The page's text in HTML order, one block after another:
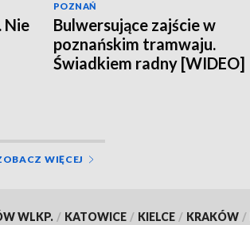
Nie
POZNAŃ
Bulwersujące zajście w
poznańskim tramwaju.
Świadkiem radny [WIDEO]
WIĘCEJ
WLKP. / KATOWICE / KIELCE / KRAKÓW /